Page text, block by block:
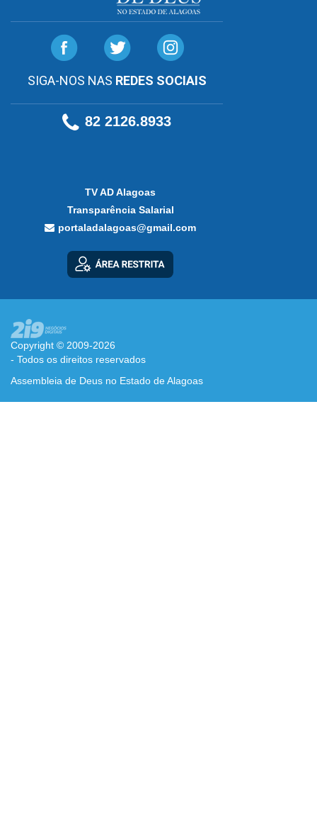
SIGA-NOS NAS REDES SOCIAIS
82 2126.8933
TV AD Alagoas
Transparência Salarial
portaladalagoas@gmail.com
Copyright © 2009-2026
- Todos os direitos reservados
Assembleia de Deus no Estado de Alagoas